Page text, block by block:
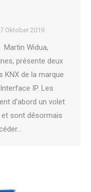
Oktober 2019
Widua,
présente deux
KNX de la marque
IP. Les
d’abord un volet
sont désormais